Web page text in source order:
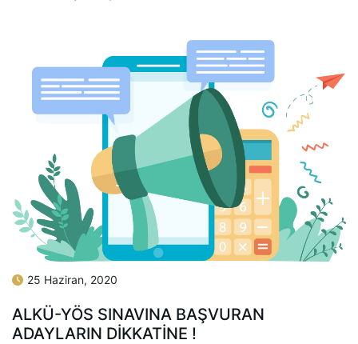
25 Haziran, 2020
ALKÜ-YÖS SINAVINA BAŞVURAN
ADAYLARIN DIKKATINE !